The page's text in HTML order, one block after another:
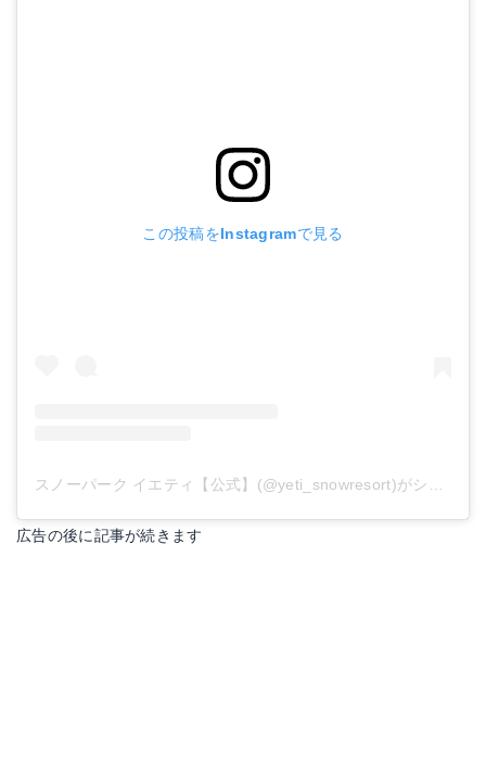
この投稿をInstagramで見る
広告の後に記事が続きます